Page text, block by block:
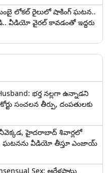
లోకల్ రైలులో షాకింగ్ ఘటన..
వీడియో వైరల్ కావడంతో ఇద్దరు
భర్త న‌ల్ల‌గా ఉన్నాడ‌ని
సంచలన తీర్పు, దంపతులకు
హైదరాబాద్ శివార్లలో
ఘటనను వీడియో తీస్తూ ఎంజాయ్
Sex: ఆరేళ్లపాటు